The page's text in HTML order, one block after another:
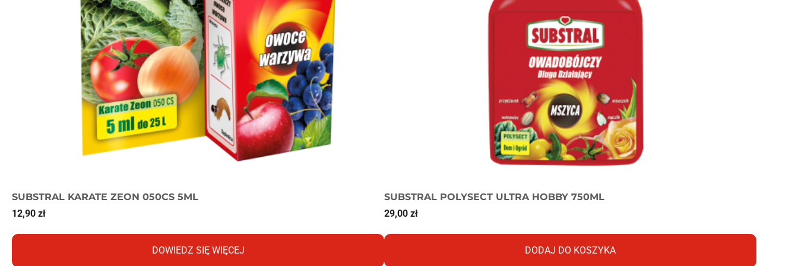
SUBSTRAL KARATE ZEON 050CS 5ML
12,90 zł
DOWIEDZ SIĘ WIĘCEJ
SUBSTRAL POLYSECT ULTRA HOBBY 750ML
29,00 zł
DODAJ DO KOSZYKA